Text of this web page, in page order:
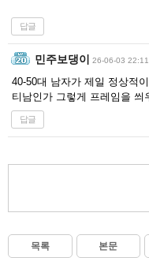
답글
민주보댕이 26-06-03 22:11
40-50대 남자가 제일 정상적
티남인가 그렇게 프레임을 씌
답글
목록 본문